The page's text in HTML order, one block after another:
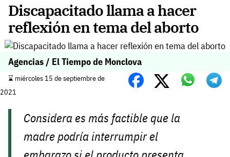
Discapacitado llama a hacer
reflexión en tema del aborto
Agencias / El Tiempo de Monclova
⌛️ miércoles 15 de septiembre de
2021
Considera es más factible que la
madre podría interrumpir el